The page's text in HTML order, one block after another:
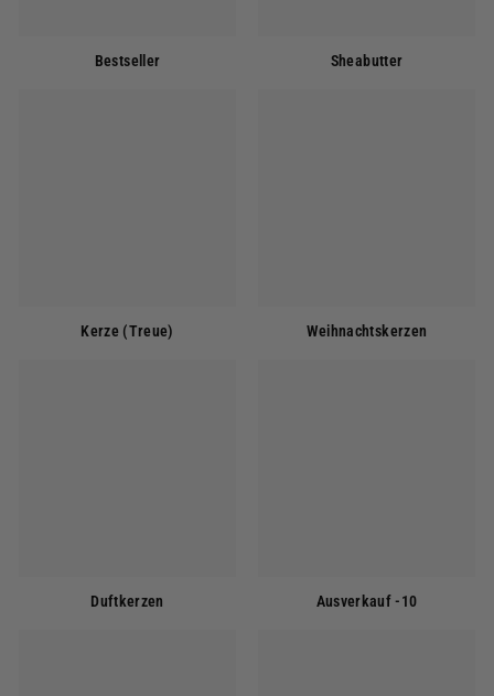
Bestseller Sheabutter
Kerze (Treue) Weihnachtskerzen
Duftkerzen Ausverkauf -10